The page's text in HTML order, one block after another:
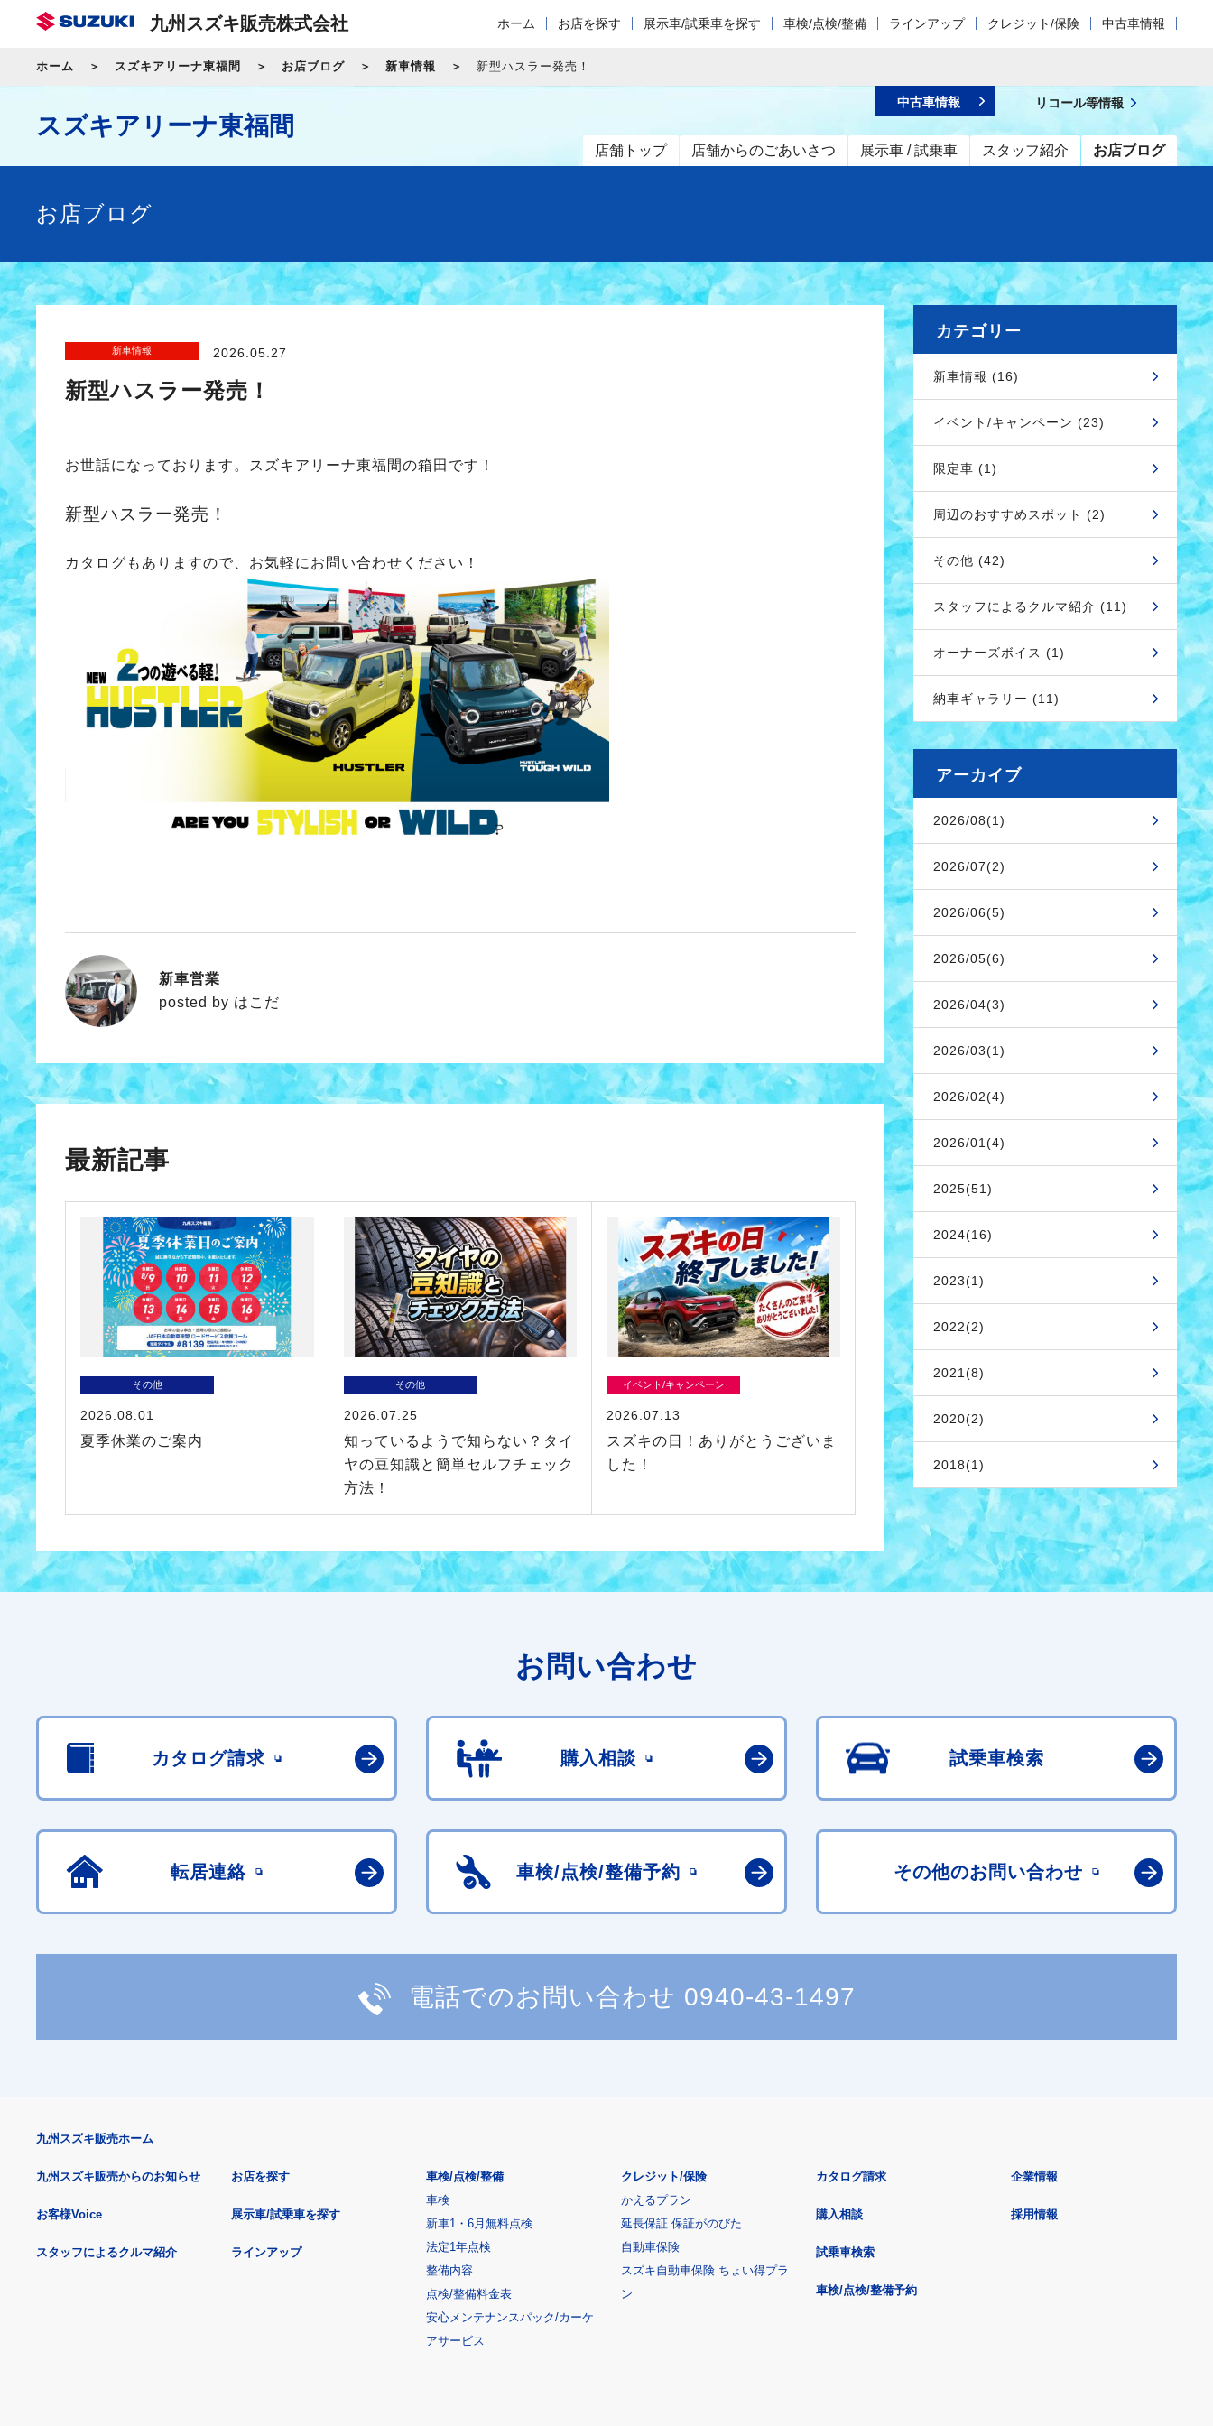
九州スズキ販売株式会社 ホーム お店を探す 展示車/試乗車を探す 車検/点検/整備 ラインアップ クレジット/保険 中古車情報
ホーム スズキアリーナ東福間 お店ブログ 新車情報 新型ハスラー発売！
スズキアリーナ東福間
店舗トップ 店舗からのごあいさつ 展示車 / 試乗車 スタッフ紹介 お店ブログ
中古車情報 リコール等情報
お店ブログ
新車情報 2026.05.27
新型ハスラー発売！
お世話になっております。スズキアリーナ東福間の箱田です！
新型ハスラー発売！
カタログもありますので、お気軽にお問い合わせください！
はこだ
新車営業
posted by はこだ
最新記事
その他
2026.08.01
夏季休業のご案内
その他
2026.07.25
知っているようで知らない？タイ
ヤの豆知識と簡単セルフチェック
方法！
イベント/キャンペーン
2026.07.13
スズキの日！ありがとうございま
した！
カテゴリー
新車情報 (16)
イベント/キャンペーン (23)
限定車 (1)
周辺のおすすめスポット (2)
その他 (42)
スタッフによるクルマ紹介 (11)
オーナーズボイス (1)
納車ギャラリー (11)
アーカイブ
2026/08(1)
2026/07(2)
2026/06(5)
2026/05(6)
2026/04(3)
2026/03(1)
2026/02(4)
2026/01(4)
2025(51)
2024(16)
2023(1)
2022(2)
2021(8)
2020(2)
2018(1)
お問い合わせ
カタログ請求 購入相談 試乗車検索
転居連絡 車検/点検/整備予約 その他のお問い合わせ
電話でのお問い合わせ 0940-43-1497
九州スズキ販売ホーム
九州スズキ販売からのお知らせ
お客様Voice
スタッフによるクルマ紹介
お店を探す
展示車/試乗車を探す
ラインアップ
車検/点検/整備
車検
新車1・6月無料点検
法定1年点検
整備内容
点検/整備料金表
安心メンテナンスパック/カーケ
アサービス
クレジット/保険
かえるプラン
延長保証 保証がのびた
自動車保険
スズキ自動車保険 ちょい得プラ
ン
カタログ請求
購入相談
試乗車検索
車検/点検/整備予約
企業情報
採用情報